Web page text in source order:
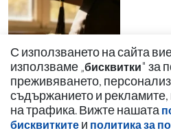
С използването на сайта
използваме „бисквитки" за
преживяването,
съдържанието и
на трафика. Вижте нашата
бисквитките и политика за